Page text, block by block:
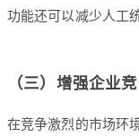
功能还可以减少人工
（三）增强企业
在竞争激烈的市场环